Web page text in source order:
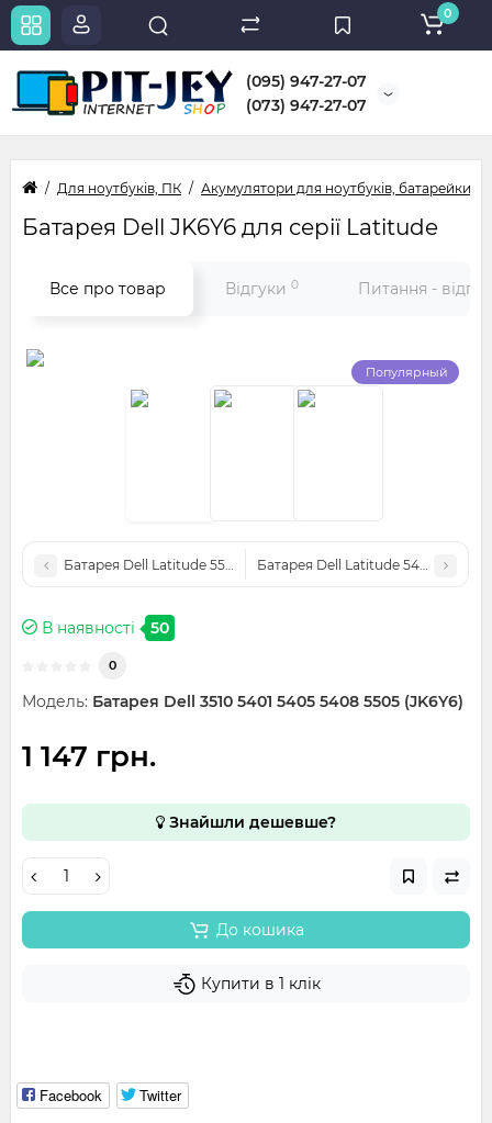
(095) 947-27-07
(073) 947-27-07
0
Для ноутбуків, ПК Акумулятори для ноутбуків, батарейки
Батарея Dell JK6Y6 для серії Latitude
Все про товар Відгуки 0 Питання -
Популярный
Батарея Dell Latitude 5520, 5420, Precision 3560 (RJ40G) 15.2V
Батарея Dell Latitude 5400 5410
В наявності 50
0
Модель: Батарея Dell 3510 5401 5405 5408 5505 (JK6Y6)
1 147 грн.
Знайшли дешевше?
До кошика
Купити в 1 клік
Facebook Twitter